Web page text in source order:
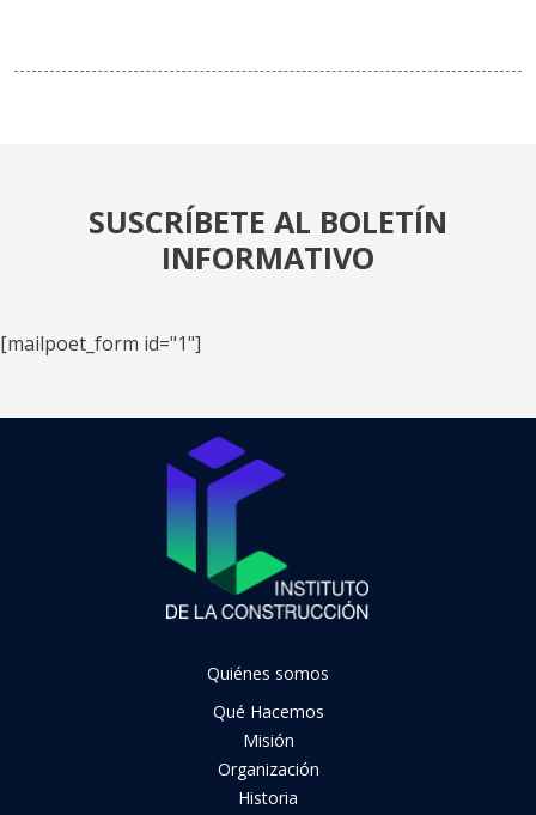
SUSCRÍBETE AL BOLETÍN
INFORMATIVO
[mailpoet_form id="1"]
Quiénes somos
Qué Hacemos
Misión
Organización
Historia